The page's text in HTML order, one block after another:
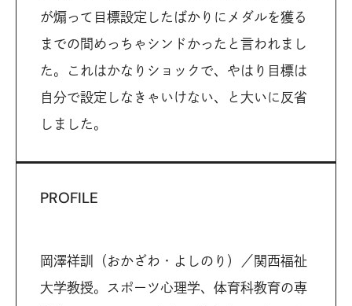
が煽って目標設定したばかりにメダルを獲る
までの間めっちゃシンドかったと言われまし
た。これはかなりショックで、やはり目標は
自分で設定しなきゃいけない、と大いに反省
しました。
PROFILE
岡澤祥訓（おかざわ・よしのり）／関西福祉
大学教授。スポーツ心理学、体育科教育の専